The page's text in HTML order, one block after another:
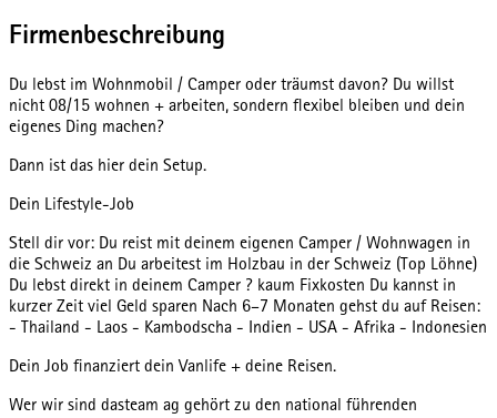
Firmenbeschreibung
Du lebst im Wohnmobil / Camper oder träumst davon? Du willst
nicht 08/15 wohnen + arbeiten, sondern flexibel bleiben und dein
eigenes Ding machen?
Dann ist das hier dein Setup.
Dein Lifestyle-Job
Stell dir vor: Du reist mit deinem eigenen Camper / Wohnwagen in
die Schweiz an Du arbeitest im Holzbau in der Schweiz (Top Löhne)
Du lebst direkt in deinem Camper ? kaum Fixkosten Du kannst in
kurzer Zeit viel Geld sparen Nach 6–7 Monaten gehst du auf Reisen:
- Thailand - Laos - Kambodscha - Indien - USA - Afrika - Indonesien
Dein Job finanziert dein Vanlife + deine Reisen.
Wer wir sind dasteam ag gehört zu den national führenden